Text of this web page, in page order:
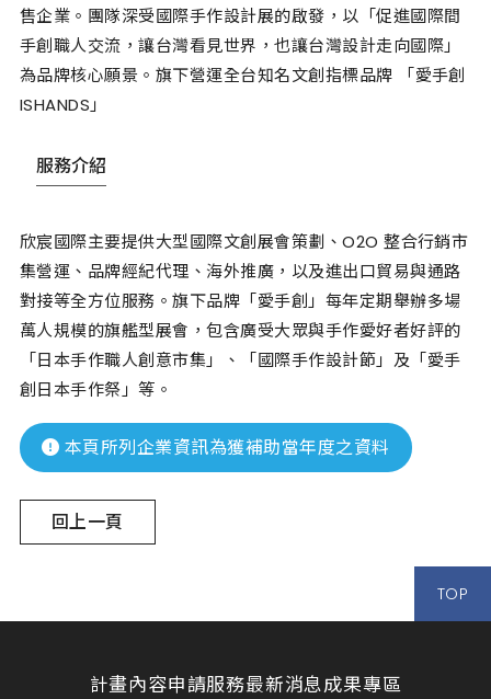
售企業。團隊深受國際手作設計展的啟發，以「促進國際間
手創職人交流，讓台灣看見世界，也讓台灣設計走向國際」
為品牌核心願景。旗下營運全台知名文創指標品牌 「愛手創
ISHANDS」
服務介紹
欣宸國際主要提供大型國際文創展會策劃、O2O 整合行銷市
集營運、品牌經紀代理、海外推廣，以及進出口貿易與通路
對接等全方位服務。旗下品牌「愛手創」每年定期舉辦多場
萬人規模的旗艦型展會，包含廣受大眾與手作愛好者好評的
「日本手作職人創意市集」、「國際手作設計節」及「愛手
創日本手作祭」等。
本頁所列企業資訊為獲補助當年度之資料
回上一頁
TOP
計畫內容申請服務最新消息成果專區